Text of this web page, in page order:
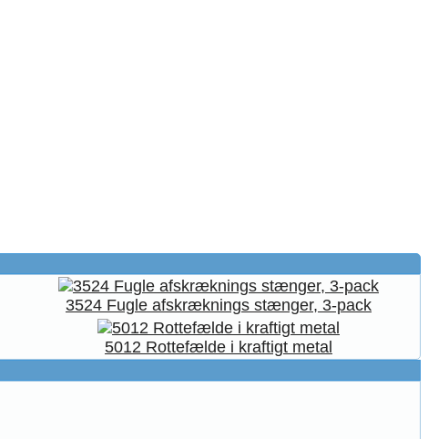
3524 Fugle afskræknings stænger, 3-pack
5012 Rottefælde i kraftigt metal